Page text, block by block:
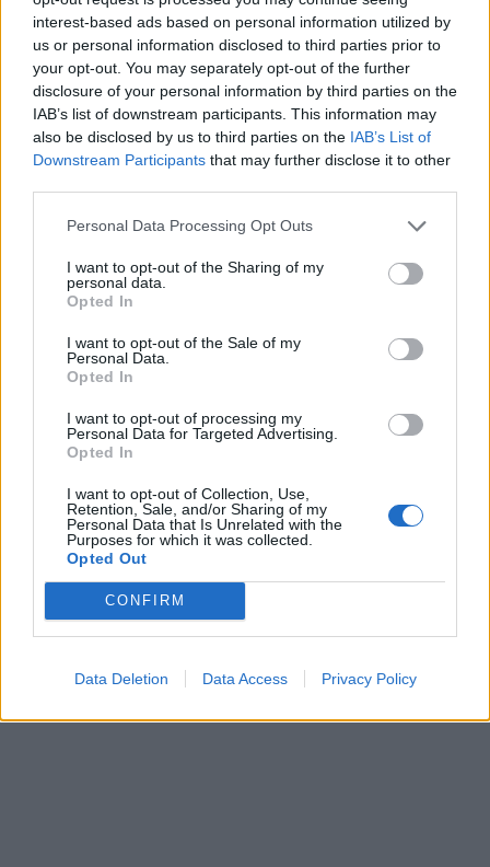
interest-based ads based on personal information utilized by
us or personal information disclosed to third parties prior to
your opt-out. You may separately opt-out of the further
disclosure of your personal information by third parties on the
IAB’s list of downstream participants. This information may
also be disclosed by us to third parties on the IAB’s List of
Downstream Participants that may further disclose it to other
Personal Data Processing Opt Outs
I want to opt-out of the Sharing of my
personal data.
Opted In
I want to opt-out of the Sale of my
Personal Data.
Opted In
I want to opt-out of processing my
Personal Data for Targeted Advertising.
Opted In
I want to opt-out of Collection, Use,
Retention, Sale, and/or Sharing of my
Personal Data that Is Unrelated with the
Purposes for which it was collected.
Opted Out
CONFIRM
Data Deletion Data Access Privacy Policy
ανάρρωση έπεσαν «βροχή».
«Περαστικά φιλαράκι, γέρος και
δυνατός να είσαι», «Περαστικά
σιδερένιος. Καλή ανάρρωση φίλε
είναι για τους δυνατούς και εσύ
απέδειξες ότι είσαι αληθινός
μαχητής», «Να προσέχεις και σε
περιμένουμε», είναι μόνο κάποια από
τα συγκινητικά μηνύματα που έλαβε.